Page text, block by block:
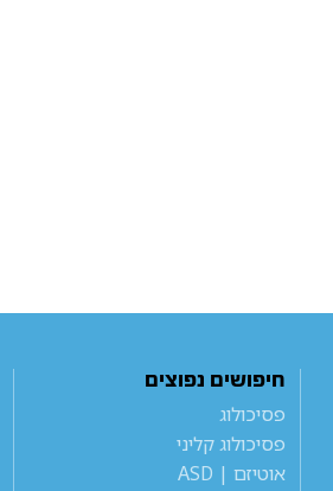
חיפושים נפוצים
פסיכולוג
פסיכולוג קליני
אוטיזם | ASD